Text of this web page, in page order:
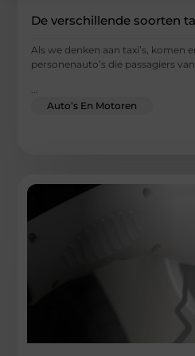
De verschillende soorten
Als we denken aan taxi’s, komen
personenauto’s die passagiers
Auto’s En Motoren